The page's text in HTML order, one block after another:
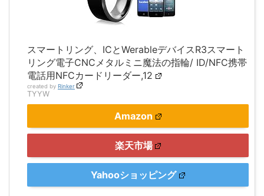
スマートリング、ICとWerableデバイスR3スマート
リング電子CNCメタルミニ魔法の指輪/ ID/NFC携帯
電話用NFCカードリーダー,12
created by Rinker
TYYW
Amazon
楽天市場
Yahooショッピング